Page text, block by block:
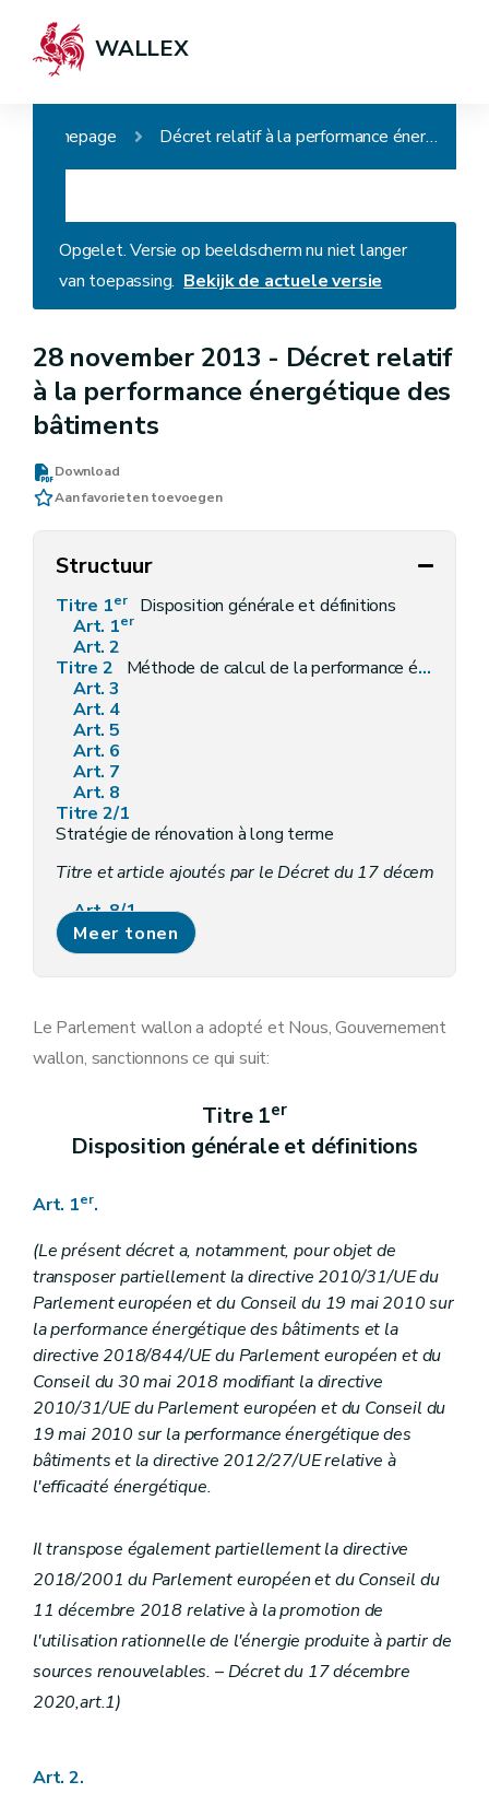
WALLEX
Homepage Décret relatif à la performance énergétique des bâtiments
Opgelet. Versie op beeldscherm nu niet langer
van toepassing. Bekijk de actuele versie
28 november 2013 - Décret relatif
à la performance énergétique des
bâtiments
Download
Aan favorieten toevoegen
Structuur
Titre 1er
Disposition générale et définitions
Art. 1er
Art. 2
Titre 2
Méthode de calcul de la performance énergétique des bâtiments
Art. 3
Art. 4
Art. 5
Art. 6
Art. 7
Art. 8
Titre 2/1
Stratégie de rénovation à long terme
Titre et article ajoutés par le Décret du 17 décembre
Art. 8/1
Titre 3
(Exigences de performance énergétique
Art. 9
Art. 10
Art. 12
Art. 13
Art. 13/1
Art. 13/2
Art. 13/3
Chapitre III (Documents procéduraux relatifs aux exigences PEB et d'électromobilité
– Décret du 17 décembre 2020,art.14)
Art. 14
Art. 15
Art. 16
Art. 17
Art. 18
Chapitre IV
Déclarant PEB, architecte, responsable PEB et auteur de l'étude de faisabilité technique, environnementale et économique
Art. 19
Art. 20
Art. 21
Section 1re
Actes et travaux soumis à permis
Sous-section 1
Construction de bâtiment
Art. 23
Art. 24
Sous-section 2 Travaux de rénovation importante
Art. 25
Art. 26
Sous-section 3
Meer tonen
Le Parlement wallon a adopté et Nous, Gouvernement
wallon, sanctionnons ce qui suit:
Titre 1er
Disposition générale et définitions
Art. 1er.
(Le présent décret a, notamment, pour objet de
transposer partiellement la directive 2010/31/UE du
Parlement européen et du Conseil du 19 mai 2010 sur
la performance énergétique des bâtiments et la
directive 2018/844/UE du Parlement européen et du
Conseil du 30 mai 2018 modifiant la directive
2010/31/UE du Parlement européen et du Conseil du
19 mai 2010 sur la performance énergétique des
bâtiments et la directive 2012/27/UE relative à
l'efficacité énergétique.
Il transpose également partiellement la directive
2018/2001 du Parlement européen et du Conseil du
11 décembre 2018 relative à la promotion de
l'utilisation rationnelle de l'énergie produite à partir de
sources renouvelables. – Décret du 17 décembre
2020,art.1)
Art. 2.